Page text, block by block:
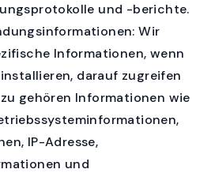
und -berichte.
Wir
Informationen, wenn
darauf zugreifen
gehören Informationen wie
IP-Adresse,
und